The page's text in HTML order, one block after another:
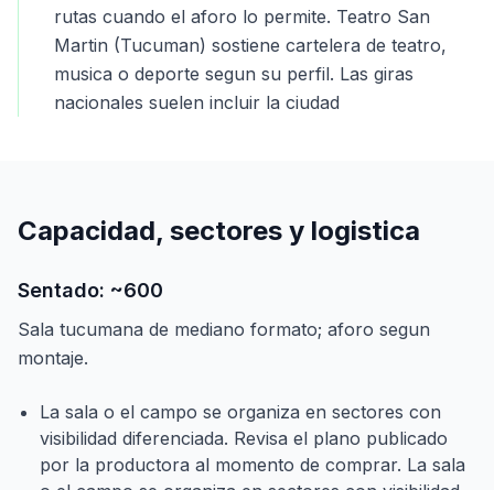
rutas cuando el aforo lo permite. Teatro San
Martin (Tucuman) sostiene cartelera de teatro,
musica o deporte segun su perfil. Las giras
nacionales suelen incluir la ciudad
Capacidad, sectores y logistica
Sentado: ~600
Sala tucumana de mediano formato; aforo segun
montaje.
La sala o el campo se organiza en sectores con
visibilidad diferenciada. Revisa el plano publicado
por la productora al momento de comprar. La sala